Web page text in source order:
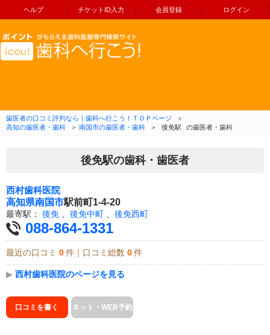
ヘルプ チケットID入力 会員登録 ログイン
コンテンツへ移動
歯医者の口コミ評判なら｜歯科へ行こう！ＴＯＰページ
＞
高知の歯医者・歯科
＞ 南国市の歯医者・歯科 ＞ 後免駅 の歯医者・歯科
後免駅の歯科・歯医者
西村歯科医院
高知県南国市駅前町1-4-20
最寄駅： 後免 後免中町 後免西町
088-864-1331
最近の口コミ 0 件｜口コミ総数 0 件
▶ 西村歯科医院のページを見る
口コミを書く ネット・WEB予約